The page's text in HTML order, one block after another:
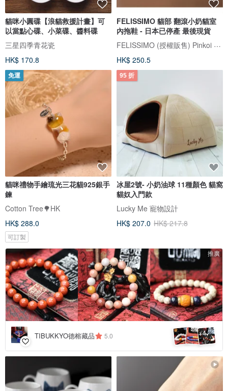
貓咪小圓碟【浪貓救援計畫】可
以當點心碟、小菜碟、醬料碟
三星四季青花瓷
HK$ 170.8
FELISSIMO 貓部 翻滾小奶貓室
內拖鞋 - 日本已停產 最後現貨
FELISSIMO (授權販售) Pinkoi 品牌形象館
HK$ 250.5
免運
貓咪禮物手繪琉光三花貓925銀手
鍊
Cotton Tree🌳HK
HK$ 288.0
可訂製
95 折
冰屋2號- 小奶油球 11種顏色 貓窩
貓奴入門款
Lucky Me 寵物設計
HK$ 207.0 HK$ 217.8
推廣
TIBUKKYO德榕藏品 5.0 +4